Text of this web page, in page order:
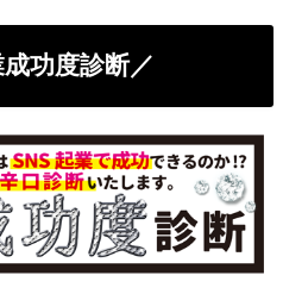
功度診断／